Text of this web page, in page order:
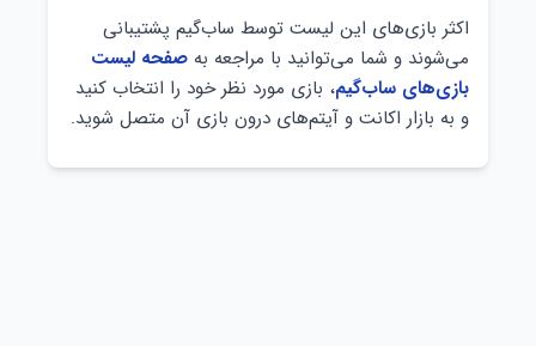
اکثر بازی‌های این لیست توسط ساب‌گیم پشتیبانی
می‌شوند و شما می‌توانید با مراجعه به صفحه لیست
بازی‌های ساب‌گیم، بازی مورد نظر خود را انتخاب کنید
و به بازار اکانت و آیتم‌های درون بازی آن متصل شوید.